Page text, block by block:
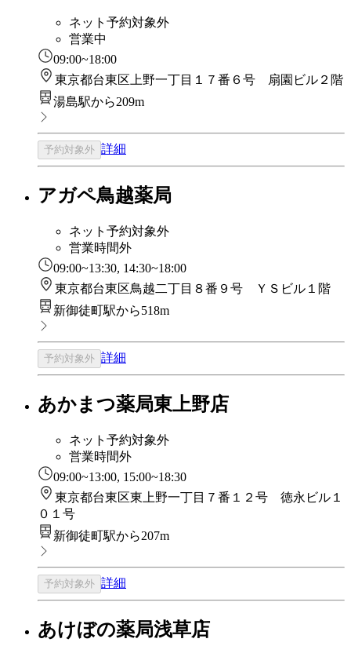
ネット予約対象外
営業中
09:00~18:00
東京都台東区上野一丁目１７番６号 扇園ビル２階
湯島駅から209m
予約対象外 詳細
アガペ鳥越薬局
ネット予約対象外
営業時間外
09:00~13:30, 14:30~18:00
東京都台東区鳥越二丁目８番９号 ＹＳビル１階
新御徒町駅から518m
予約対象外 詳細
あかまつ薬局東上野店
ネット予約対象外
営業時間外
09:00~13:00, 15:00~18:30
東京都台東区東上野一丁目７番１２号 徳永ビル１
０１号
新御徒町駅から207m
予約対象外 詳細
あけぼの薬局浅草店